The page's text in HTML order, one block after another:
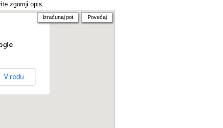
zgornji opis.
V redu
Izračunaj pot Povečaj